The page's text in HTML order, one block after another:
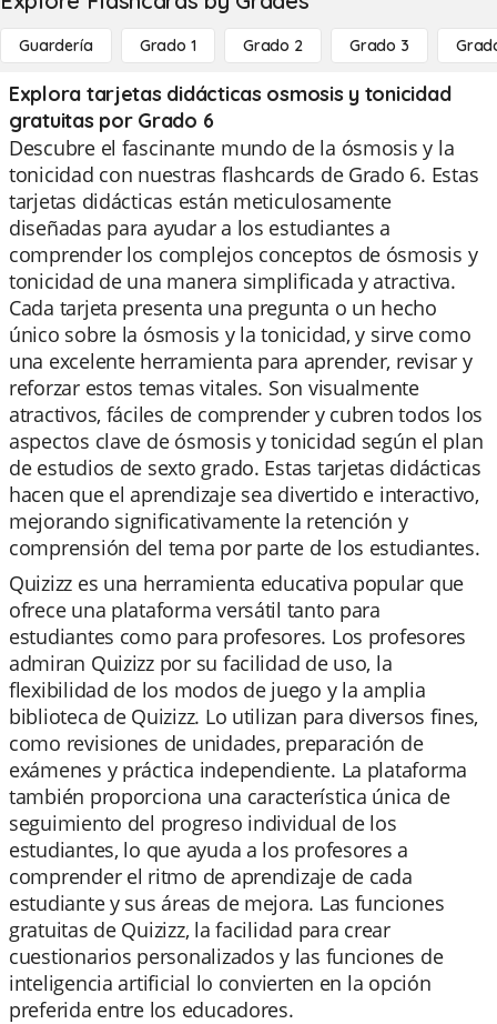
Guardería Grado 1 Grado 2 Grado 3
Explora tarjetas didácticas osmosis y tonicidad
gratuitas por Grado 6
Descubre el fascinante mundo de la ósmosis y la
tonicidad con nuestras flashcards de Grado 6. Estas
tarjetas didácticas están meticulosamente
diseñadas para ayudar a los estudiantes a
comprender los complejos conceptos de ósmosis y
tonicidad de una manera simplificada y atractiva.
Cada tarjeta presenta una pregunta o un hecho
único sobre la ósmosis y la tonicidad, y sirve como
una excelente herramienta para aprender, revisar y
reforzar estos temas vitales. Son visualmente
atractivos, fáciles de comprender y cubren todos los
aspectos clave de ósmosis y tonicidad según el plan
de estudios de sexto grado. Estas tarjetas didácticas
hacen que el aprendizaje sea divertido e interactivo,
mejorando significativamente la retención y
comprensión del tema por parte de los estudiantes.
Quizizz es una herramienta educativa popular que
ofrece una plataforma versátil tanto para
estudiantes como para profesores. Los profesores
admiran Quizizz por su facilidad de uso, la
flexibilidad de los modos de juego y la amplia
biblioteca de Quizizz. Lo utilizan para diversos fines,
como revisiones de unidades, preparación de
exámenes y práctica independiente. La plataforma
también proporciona una característica única de
seguimiento del progreso individual de los
estudiantes, lo que ayuda a los profesores a
comprender el ritmo de aprendizaje de cada
estudiante y sus áreas de mejora. Las funciones
gratuitas de Quizizz, la facilidad para crear
cuestionarios personalizados y las funciones de
inteligencia artificial lo convierten en la opción
preferida entre los educadores.